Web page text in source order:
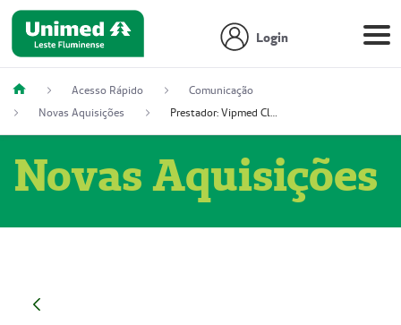
Login
Acesso Rápido
Comunicação
Novas Aquisições
Prestador: Vipmed Clínica Geral Ltda, 51004349-0 (Nome Fantasia: Policlínica Master)
Novas Aquisições